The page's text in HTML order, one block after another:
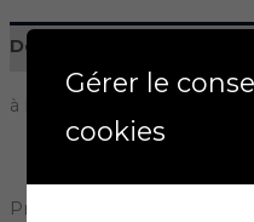
Description
à base de rose
Produits similaires
Gérer le
cookies